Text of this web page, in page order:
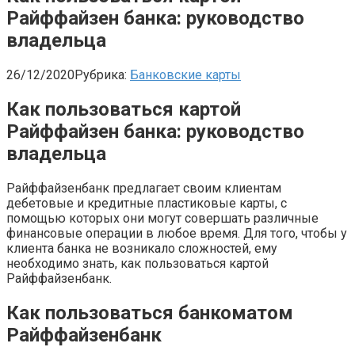
Райффайзен банка: руководство
владельца
26/12/2020Рубрика: Банковские карты
Как пользоваться картой
Райффайзен банка: руководство
владельца
Райффайзенбанк предлагает своим клиентам
дебетовые и кредитные пластиковые карты, с
помощью которых они могут совершать различные
финансовые операции в любое время. Для того, чтобы у
клиента банка не возникало сложностей, ему
необходимо знать, как пользоваться картой
Райффайзенбанк.
Как пользоваться банкоматом
Райффайзенбанк